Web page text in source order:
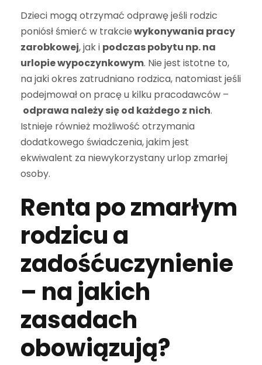
Dzieci mogą otrzymać odprawę jeśli rodzic
poniósł śmierć w trakciewykonywania pracy
zarobkowej, jak i podczas pobytu np. na
urlopie wypoczynkowym. Nie jest istotne to,
na jaki okres zatrudniano rodzica, natomiast jeśli
podejmował on pracę u kilku pracodawców –
odprawa należy się od każdego z nich.
Istnieje również możliwość otrzymania
dodatkowego świadczenia, jakim jest
ekwiwalent za niewykorzystany urlop zmarłej
osoby.
Renta po zmarłym
rodzicu a
zadośćuczynienie
– na jakich
zasadach
obowiązują?